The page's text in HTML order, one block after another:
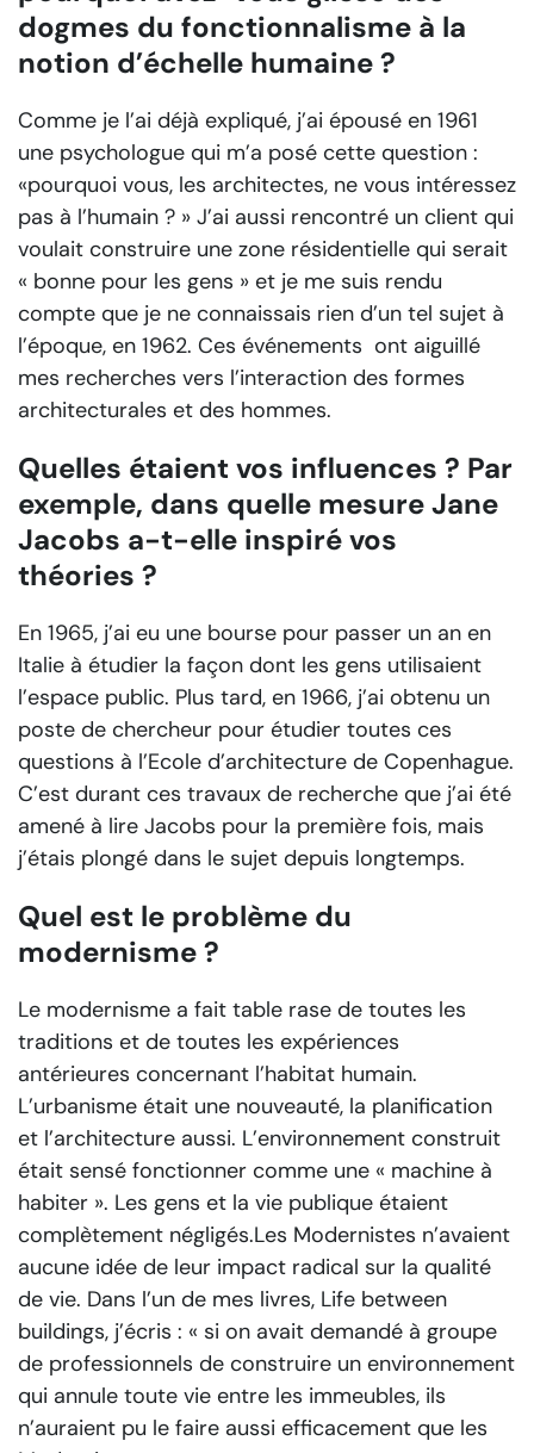
dogmes du fonctionnalisme à la
notion d’échelle humaine ?
Comme je l’ai déjà expliqué, j’ai épousé en 1961
une psychologue qui m’a posé cette question :
«pourquoi vous, les architectes, ne vous intéressez
pas à l’humain ? » J’ai aussi rencontré un client qui
voulait construire une zone résidentielle qui serait
« bonne pour les gens » et je me suis rendu
compte que je ne connaissais rien d’un tel sujet à
l’époque, en 1962. Ces événements ont aiguillé
mes recherches vers l’interaction des formes
architecturales et des hommes.
Quelles étaient vos influences ? Par
exemple, dans quelle mesure Jane
Jacobs a-t-elle inspiré vos
théories ?
En 1965, j’ai eu une bourse pour passer un an en
Italie à étudier la façon dont les gens utilisaient
l’espace public. Plus tard, en 1966, j’ai obtenu un
poste de chercheur pour étudier toutes ces
questions à l’Ecole d’architecture de Copenhague.
C’est durant ces travaux de recherche que j’ai été
amené à lire Jacobs pour la première fois, mais
j’étais plongé dans le sujet depuis longtemps.
Quel est le problème du
modernisme ?
Le modernisme a fait table rase de toutes les
traditions et de toutes les expériences
antérieures concernant l’habitat humain.
L’urbanisme était une nouveauté, la planification
et l’architecture aussi. L’environnement construit
était sensé fonctionner comme une « machine à
habiter ». Les gens et la vie publique étaient
complètement négligés.Les Modernistes n’avaient
aucune idée de leur impact radical sur la qualité
de vie. Dans l’un de mes livres, Life between
buildings, j’écris : « si on avait demandé à groupe
de professionnels de construire un environnement
qui annule toute vie entre les immeubles, ils
n’auraient pu le faire aussi efficacement que les